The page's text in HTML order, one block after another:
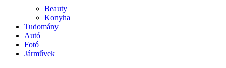
Beauty
Konyha
Tudomány
Autó
Fotó
Járművek